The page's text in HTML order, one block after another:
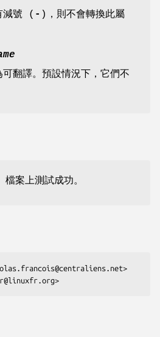
減號 ( - )，則不會轉換此屬
翻譯。預設情況下，它們不
案上測試成功。